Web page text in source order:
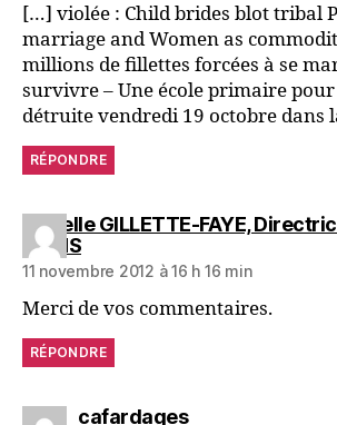
[…] violée : Child brides blot tribal
marriage and Women as
millions de fillettes forcées à se
survivre – Une école primaire
détruite vendredi 19 octobre dans
RÉPONDRE
Isabelle GILLETTE-FAYE,
GAMS
11 novembre 2012 à 16 h 16 min
Merci de vos commentaires.
RÉPONDRE
cafardages